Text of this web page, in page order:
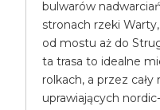
bulwarów
stronach rzeki
od mostu aż do
ta trasa to idealne
rolkach, a przez
uprawiających